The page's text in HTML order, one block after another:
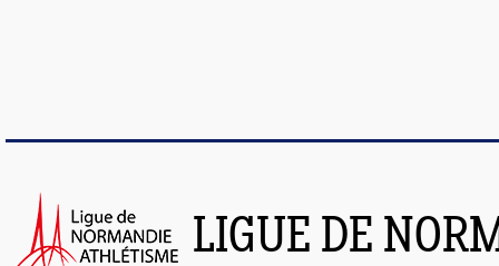
LIGUE DE